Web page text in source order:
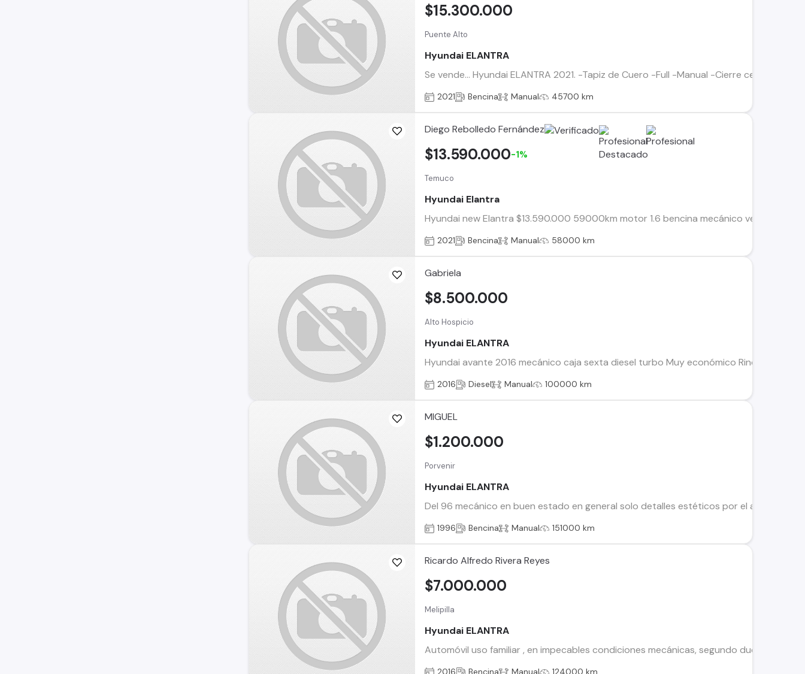
Puente Alto
Hyundai ELANTRA
Se vende... Hyundai ELANTRA 2021. -Tapiz de Cuero -Full -Manual -Cierre
$15.300.000
2021 Bencina Manual 45700 km
Diego Rebolledo Fernández
Temuco
Hyundai Elantra
Hyundai new Elantra $13.590.000 59000km motor 1.6 bencina mecánico velocidad
$13.590.000-1%
2021 Bencina Manual 58000 km
Gabriela
Alto Hospicio
Hyundai ELANTRA
Hyundai avante 2016 mecánico caja sexta diesel turbo Muy económico Rinde 750
$8.500.000
2016 Diesel Manual 100000 km
MIGUEL
Porvenir
Hyundai ELANTRA
Del 96 mecánico en buen estado en general solo detalles estéticos por el año y un
$1.200.000
1996 Bencina Manual 151000 km
Ricardo Alfredo Rivera Reyes
Melipilla
Hyundai ELANTRA
Automóvil uso familiar , en impecables condiciones mecánicas, segundo dueño,
$7.000.000
2016 Bencina Manual 124000 km